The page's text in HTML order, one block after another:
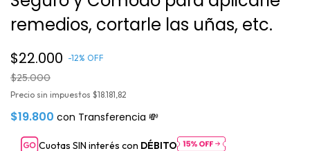
remedios, cortarle las uñas, etc.
$22.000 -12% OFF
$25.000
Precio sin impuestos $18.181,82
$19.800 con Transferencia 💸
Cuotas SIN interés con DÉBITO